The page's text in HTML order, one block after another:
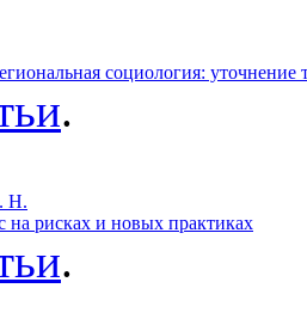
социология:
.
Н.
на рисках и новых практиках
.